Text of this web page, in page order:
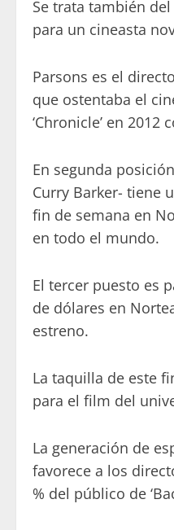
Se trata también
para un cineasta
Parsons es el
que ostentaba el
‘Chronicle’ en
En segunda
Curry Barker- tiene
fin de semana en
en todo el mundo.
El tercer puesto es
de dólares en
estreno.
La taquilla de este
para el film del
La generación de
favorece a los
% del público de